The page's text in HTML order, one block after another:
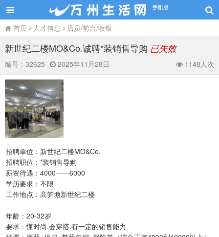
首页 人才信息 店员/前台/收银
新世纪二楼MO&Co.诚聘*装销售导购 已失效
编号： 32625 2025年11月28日 1148人次
招聘单位：新世纪二楼MO&Co.
招聘职位：*装销售导购
薪资待遇：4000——6000
学历要求：不限
工作地点：高笋塘新世纪二楼
年龄：20-32岁
要求：懂时尚.会穿搭.有一定的销售能力